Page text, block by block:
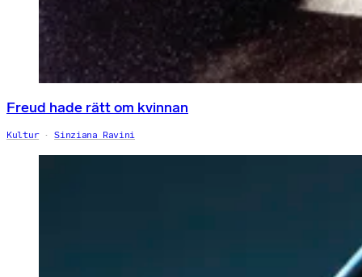
Freud hade rätt om kvinnan
Kultur Sinziana Ravini